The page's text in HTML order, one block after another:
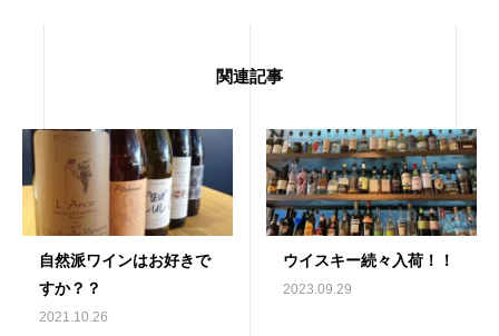
関連記事
自然派ワインはお好きで
すか？？
2021.10.26
ウイスキー続々入荷！！
2023.09.29